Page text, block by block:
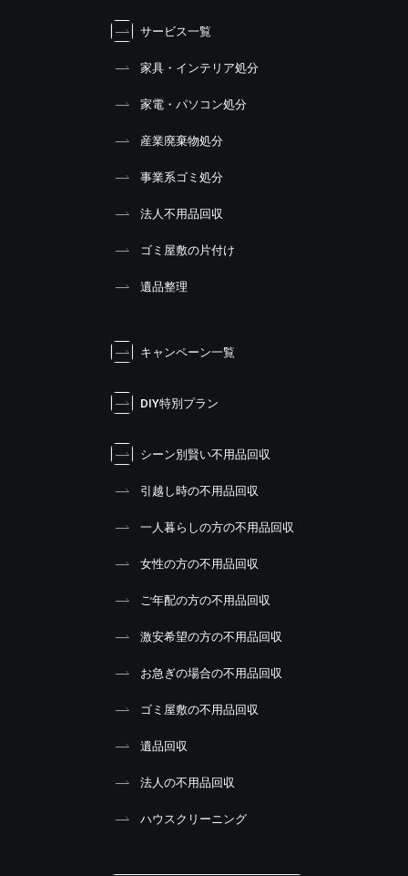
サービス一覧
家具・インテリア処分
家電・パソコン処分
産業廃棄物処分
事業系ゴミ処分
法人不用品回収
ゴミ屋敷の片付け
遺品整理
キャンペーン一覧
DIY特別プラン
シーン別賢い不用品回収
引越し時の不用品回収
一人暮らしの方の不用品回収
女性の方の不用品回収
ご年配の方の不用品回収
激安希望の方の不用品回収
お急ぎの場合の不用品回収
ゴミ屋敷の不用品回収
遺品回収
法人の不用品回収
ハウスクリーニング